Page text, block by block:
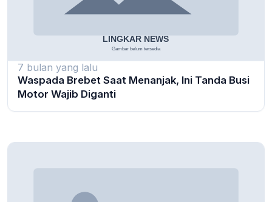
7 bulan yang lalu
Waspada Brebet Saat Menanjak, Ini Tanda Busi
Motor Wajib Diganti